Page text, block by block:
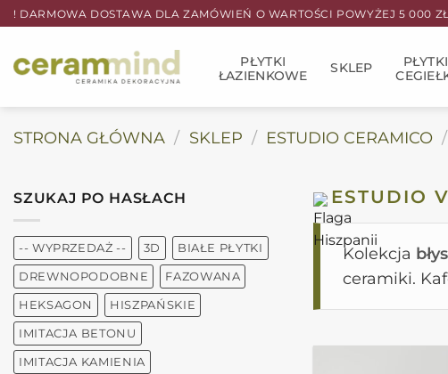
Przewiń
do
zawartości
! DARMOWA DOSTAWA DLA ZAMÓWIEŃ O WARTOŚCI POWYŻEJ 5 000 ZŁ
PŁYTKI
ŁAZIENKOWE
SKLEP
PŁYTKI
STRONA GŁÓWNA / SKLEP / ESTUDIO CERAMICO /
SZUKAJ PO HASŁACH
-- WYPRZEDAŻ -- 3D BIAŁE PŁYTKI
DREWNOPODOBNE FAZOWANA
HEKSAGON HISZPAŃSKIE
IMITACJA BETONU
IMITACJA KAMIENIA
ESTUDIO
Kolekcja
ceramiki.